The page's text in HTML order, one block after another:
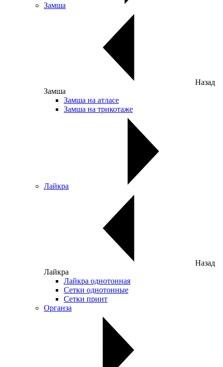
Замша
Назад
Замша
Замша на атласе
Замша на трикотаже
Лайкра
Назад
Лайкра
Лайкра однотонная
Сетки однотонные
Сетки принт
Органза